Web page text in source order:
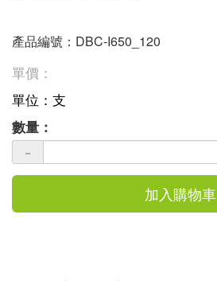
產品編號：DBC-I650_120
單價：
單位：支
數量：
－
加入購物車